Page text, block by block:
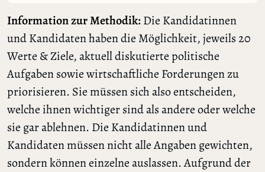
Information zur Methodik:Die Kandidatinnen
und Kandidaten haben die Möglichkeit, jeweils 20
Werte & Ziele, aktuell diskutierte politische
Aufgaben sowie wirtschaftliche Forderungen zu
priorisieren. Sie müssen sich also entscheiden,
welche ihnen wichtiger sind als andere oder welche
sie gar ablehnen. Die Kandidatinnen und
Kandidaten müssen nicht alle Angaben gewichten,
sondern können einzelne auslassen. Aufgrund der